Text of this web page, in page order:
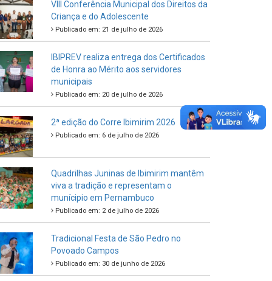
Perguntas Frequentemente Questionadas
ÚLTIMAS NOTÍCIAS
VIII Conferência Municipal dos Direitos da
Criança e do Adolescente
IBIPREV realiza entrega dos Certificados
de Honra ao Mérito aos servidores
municipais
Publicado em: 20 de julho de 2026
2ª edição do Corre Ibimirim 2026
Publicado em: 6 de julho de 2026
Quadrilhas Juninas de Ibimirim mantêm